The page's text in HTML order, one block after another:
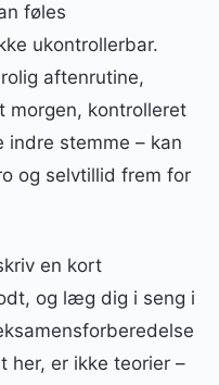
føles
ukontrollerbar.
aftenrutine,
kontrolleret
stemme – kan
og selvtillid frem for
en kort
og læg dig i seng i
her, er ikke teorier –